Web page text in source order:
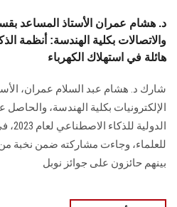
د. هشام عمران الأستاذ المساعد
والاتصالات بكلية الهندسة: أنظمة
هائلة في استهلاك الكهرباء
شارك د. هشام عبد السلام عمران،
الإلكترونيات بكلية الهندسة،
للعلماء، وجاءت مشاركته ضمن نخبة من
بينهم حائزون على جوائز نوبل